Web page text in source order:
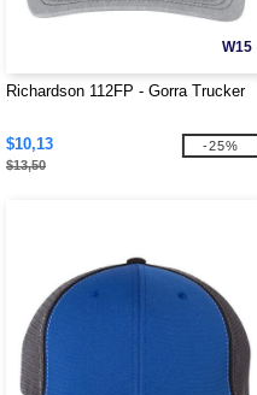
W15
Richardson 112FP - Gorra Trucker
$10,13
$13,50
-25%